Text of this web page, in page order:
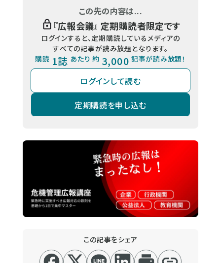
この先の内容は...
『広報会議』 定期購読者限定です
ログインすると、定期購読しているメディアの
すべての記事が読み放題となります。
購読 1誌 あたり 約 3,000 記事が読み放題！
ログインして読む
定期購読を申し込む
この記事をシェア